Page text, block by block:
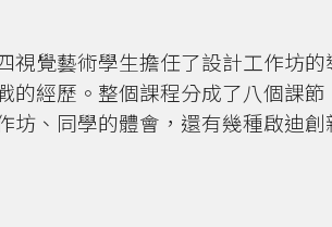
覺藝術學生擔任了設計工作坊
經歷。整個課程分成了八個課
、同學的體會，還有幾種啟迪